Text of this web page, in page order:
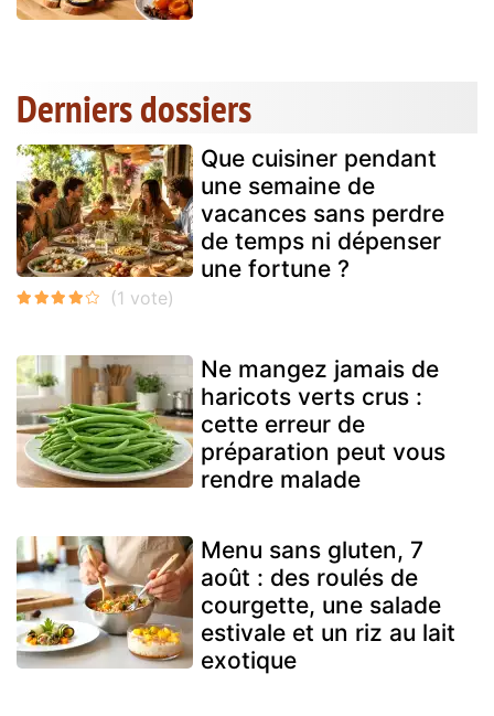
Derniers dossiers
Que cuisiner pendant
une semaine de
vacances sans perdre
de temps ni dépenser
une fortune ?
Ne mangez jamais de
haricots verts crus :
cette erreur de
préparation peut vous
rendre malade
Menu sans gluten, 7
août : des roulés de
courgette, une salade
estivale et un riz au lait
exotique